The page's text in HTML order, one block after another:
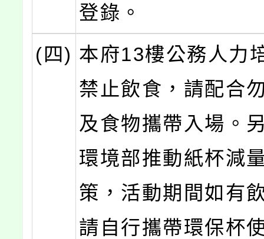
登錄。
(四) 本府13樓公務人力
禁止飲食，請配合
及食物攜帶入場。
環境部推動紙杯減
策，活動期間如有
請自行攜帶環保杯